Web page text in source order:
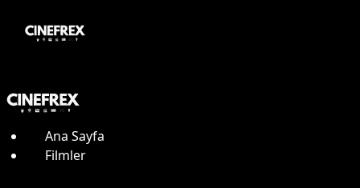
Ana Sayfa
Filmler